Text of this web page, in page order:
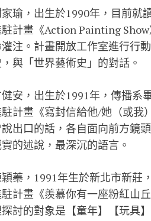
瑜，出生於1990年，目前就
計畫《Action Painting
注。計畫開放工作室進行行
，與「世界藝術史」的對話。
安，出生於1991年，傳播系
計畫《寫封信給他/她（或我
說出口的話，各自面向前方鏡
的述說，最深沉的語言。
穎蓁，1991年生於新北市新莊
計畫《羨慕你有一座粉紅山
討的對象是 【童年】【玩具